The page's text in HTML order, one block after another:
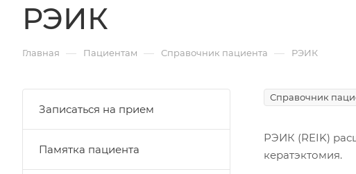
РЭИК
Главная — Пациентам — Справочник пациента — РЭИК
Справочник
РЭИК (REIK)
кератэктомия.
Записаться на прием
Памятка пациента